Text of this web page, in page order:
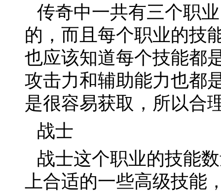
传奇中一共有三个职
的，而且每个职业的技
也应该知道每个技能都
攻击力和辅助能力也都
是很容易获取，所以合
战士
战士这个职业的技能
上合适的一些高级技能